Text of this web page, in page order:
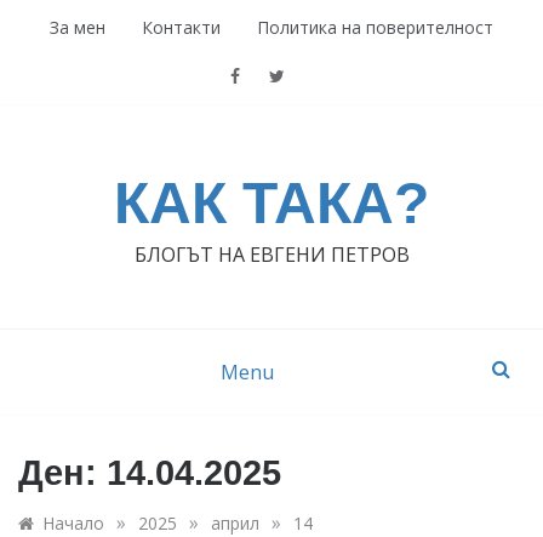
За мен Контакти Политика на поверителност
КАК ТАКА?
БЛОГЪТ НА ЕВГЕНИ ПЕТРОВ
Menu
Ден: 14.04.2025
Начало » 2025 » април » 14